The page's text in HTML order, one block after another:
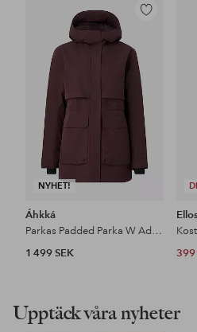
NYHET!
Lägg
favoriter
Áhkká
Parkas Padded Parka W Adjustable Waist
1 499 SEK
399
Upptäck våra nyheter